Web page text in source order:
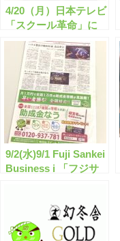
4/20（月）日本テレビ
「スクール革命」に
『のりかえ便利マッ
プ』が登場♪
9/2(水)9/1 Fuji Sankei
Business i 「フジサ
掲載されました！